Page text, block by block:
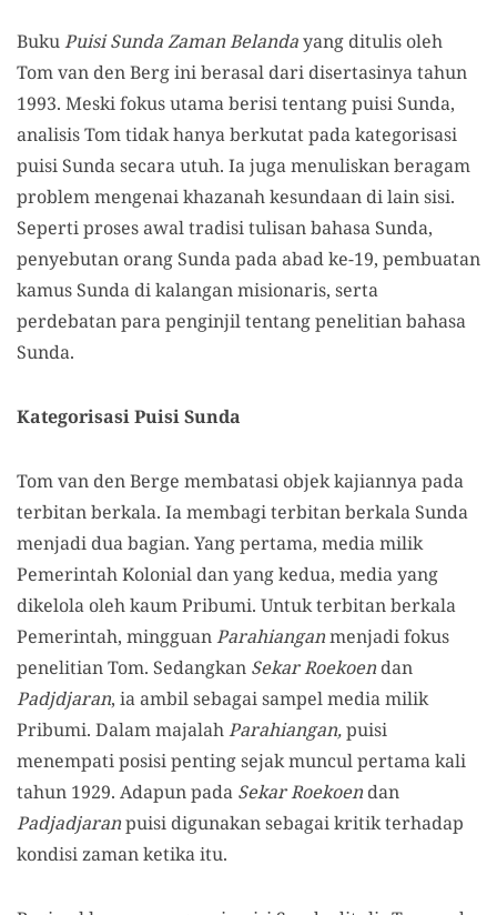
BukuPuisi Sunda Zaman Belandayang ditulis oleh
Tom van den Berg ini berasal dari disertasinya tahun
1993. Meski fokus utama berisi tentang puisi Sunda,
analisis Tom tidak hanya berkutat pada kategorisasi
puisi Sunda secara utuh. Ia juga menuliskan beragam
problem mengenai khazanah kesundaan di lain sisi.
Seperti proses awal tradisi tulisan bahasa Sunda,
penyebutan orang Sunda pada abad ke-19, pembuatan
kamus Sunda di kalangan misionaris, serta
perdebatan para penginjil tentang penelitian bahasa
Sunda.
Kategorisasi Puisi Sunda
Tom van den Berge membatasi objek kajiannya pada
terbitan berkala. Ia membagi terbitan berkala Sunda
menjadi dua bagian. Yang pertama, media milik
Pemerintah Kolonial dan yang kedua, media yang
dikelola oleh kaum Pribumi. Untuk terbitan berkala
Pemerintah, mingguanParahianganmenjadi fokus
penelitian Tom. Sedangkan Sekar Roekoen dan
Padjdjaran, ia ambil sebagai sampel media milik
Pribumi. Dalam majalahParahiangan,puisi
menempati posisi penting sejak muncul pertama kali
tahun 1929. Adapun pada Sekar Roekoen dan
Padjadjaranpuisi digunakan sebagai kritik terhadap
kondisi zaman ketika itu.